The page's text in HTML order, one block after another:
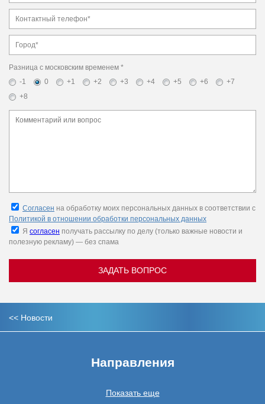
Разница с московским временем *
-1
0 +1 +2 +3 +4 +5 +6
+7
+8
Согласен на обработку моих персональных данных в соответствии с
Политикой в отношении обработки персональных данных
Я согласен получать рассылку по делу (только важные новости и
полезную рекламу) — без спама
ЗАДАТЬ ВОПРОС
<< Новости
Направления
Показать еще